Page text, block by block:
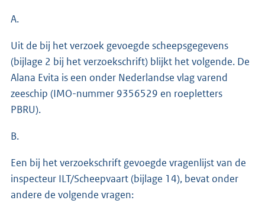
A.
Uit de bij het verzoek gevoegde scheepsgegevens
(bijlage 2 bij het verzoekschrift) blijkt het volgende. De
Alana Evita is een onder Nederlandse vlag varend
zeeschip (IMO-nummer 9356529 en roepletters
PBRU).
B.
Een bij het verzoekschrift gevoegde vragenlijst van de
inspecteur ILT/Scheepvaart (bijlage 14), bevat onder
andere de volgende vragen: